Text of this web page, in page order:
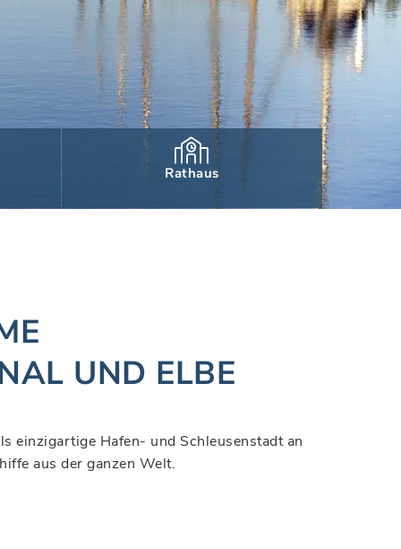
Rathaus
UND ELBE
einzigartige Hafen- und Schleusenstadt an
aus der ganzen Welt.